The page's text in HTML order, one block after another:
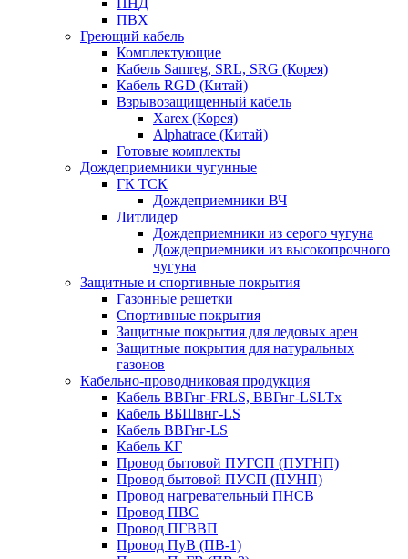
ПВХ
Греющий кабель
Комплектующие
Кабель Samreg, SRL, SRG (Корея)
Кабель RGD (Китай)
Взрывозащищенный кабель
Xarex (Корея)
Alphatrace (Китай)
Готовые комплекты
Дождеприемники чугунные
ГК ТСК
Дождеприемники ВЧ
Литлидер
Дождеприемники из серого чугуна
Дождеприемники из высокопрочного
чугуна
Защитные и спортивные покрытия
Газонные решетки
Спортивные покрытия
Защитные покрытия для ледовых арен
Защитные покрытия для натуральных
газонов
Кабельно-проводниковая продукция
Кабель ВВГнг-FRLS, ВВГнг-LSLTx
Кабель ВБШвнг-LS
Кабель ВВГнг-LS
Кабель КГ
Провод бытовой ПУГСП (ПУГНП)
Провод бытовой ПУСП (ПУНП)
Провод нагревательный ПНСВ
Провод ПВС
Провод ПГВВП
Провод ПуВ (ПВ-1)